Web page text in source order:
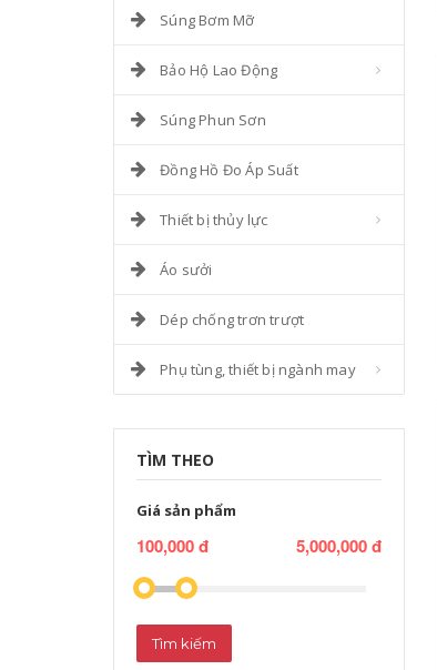
Súng Bơm Mỡ
Bảo Hộ Lao Động
Súng Phun Sơn
Đồng Hồ Đo Áp Suất
Thiết bị thủy lực
Áo sưởi
Dép chống trơn trượt
Phụ tùng, thiết bị ngành may
TÌM THEO
Giá sản phẩm
100,000 đ 5,000,000 đ
Tìm kiếm